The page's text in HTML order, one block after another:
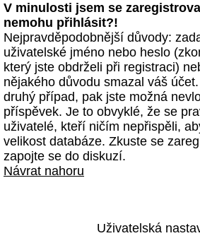
V minulosti jsem se
nemohu přihlásit?!
Nejpravděpodobnější důvody:
uživatelské jméno nebo heslo
který jste obdrželi při registraci)
nějakého důvodu smazal váš
druhý případ, pak jste možná
příspěvek. Je to obvyklé, že se
uživatelé, kteří ničím nepřispěli,
velikost databáze. Zkuste se
zapojte se do diskuzí.
Návrat nahoru
Uživatelská